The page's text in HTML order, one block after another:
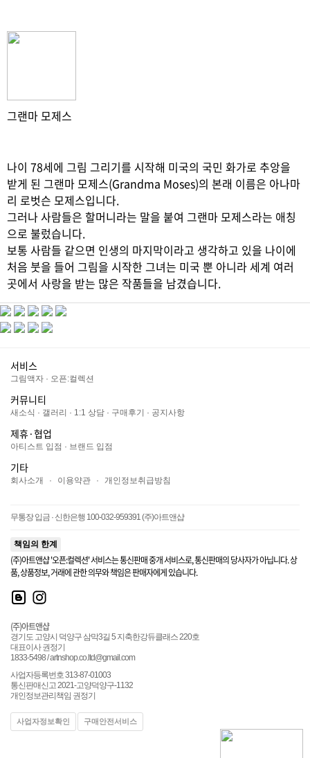
그랜마 모제스
나이 78세에 그림 그리기를 시작해 미국의 국민 화가로 추앙을
받게 된 그랜마 모제스(Grandma Moses)의 본래 이름은 아나마
리 로벗슨 모제스입니다.
그러나 사람들은 할머니라는 말을 붙여 그랜마 모제스라는 애칭
으로 불렀습니다.
보통 사람들 같으면 인생의 마지막이라고 생각하고 있을 나이에
처음 붓을 들어 그림을 시작한 그녀는 미국 뿐 아니라 세계 여러
곳에서 사랑을 받는 많은 작품들을 남겼습니다.
서비스
그림액자 · 오픈:컬렉션
커뮤니티
새소식 · 갤러리 · 1:1 상담 · 구매후기 · 공지사항
제휴·협업
아티스트 입점 · 브랜드 입점
기타
회사소개 · 이용약관 · 개인정보취급방침
무통장 입금 · 신한은행 100-032-959391 (주)아트앤샵
책임의 한계
(주)아트앤샵 '오픈:컬렉션' 서비스는 통신판매 중개 서비스로, 통신판매의 당사자가 아닙니다. 상
품, 상품정보, 거래에 관한 의무와 책임은 판매자에게 있습니다.
(주)아트앤샵
경기도 고양시 덕양구 삼막3길 5 지축한강듀클래스 220호
대표이사 권정기
1833-5498 / artnshop.co.ltd@gmail.com
사업자등록번호 313-87-01003
통신판매신고 2021-고양덕양구-1132
개인정보관리책임 권정기
사업자정보확인 구매안전서비스